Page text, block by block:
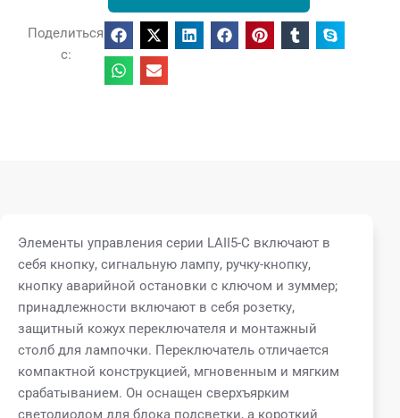
Поделиться
с:
Элементы управления серии LAII5-C включают в
себя кнопку, сигнальную лампу, ручку-кнопку,
кнопку аварийной остановки с ключом и зуммер;
принадлежности включают в себя розетку,
защитный кожух переключателя и монтажный
столб для лампочки. Переключатель отличается
компактной конструкцией, мгновенным и мягким
срабатыванием. Он оснащен сверхъярким
светодиодом для блока подсветки, а короткий